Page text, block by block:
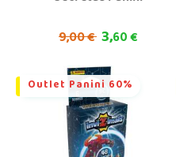
9,00 € 3,60 €
Outlet Panini 60%